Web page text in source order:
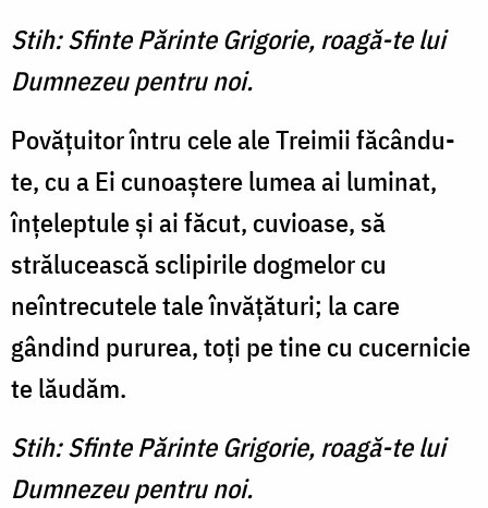
Stih: Sfinte Părinte Grigorie, roagă-te lui
Dumnezeu pentru noi.
Povăţuitor întru cele ale Treimii făcându-
te, cu a Ei cunoaştere lumea ai luminat,
înţeleptule şi ai făcut, cuvioase, să
strălucească sclipirile dogmelor cu
neîntrecutele tale învăţături; la care
gândind pururea, toţi pe tine cu cucernicie
te lăudăm.
Stih: Sfinte Părinte Grigorie, roagă-te lui
Dumnezeu pentru noi.